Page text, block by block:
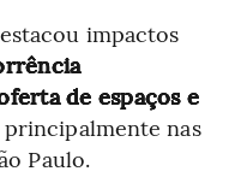
impactos
de espaços e
principalmente nas
Paulo.